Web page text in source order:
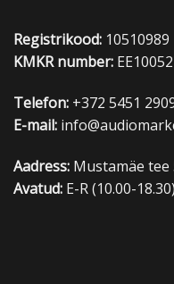
Registrikood: 10510989
KMKR number:
Telefon: +372 5451
E-mail:
Aadress: Mustamäe tee
Avatud: E-R (10.00-18.30)